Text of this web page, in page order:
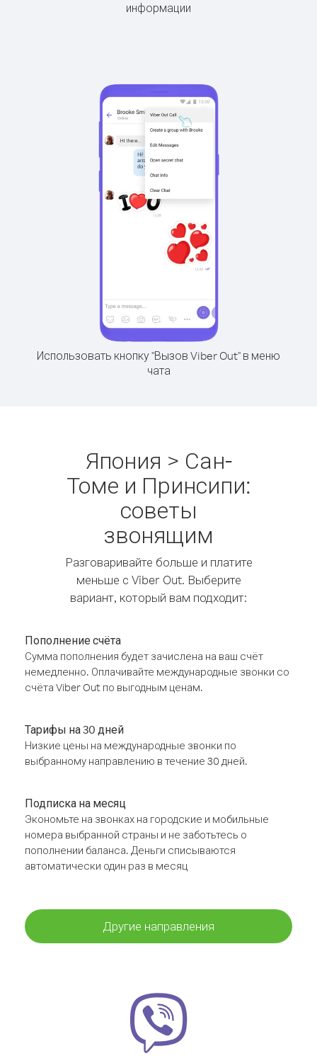
информации
Использовать кнопку "Вызов Viber Out" в меню
чата
Япония > Сан-
Томе и Принсипи:
советы
звонящим
Разговаривайте больше и платите
меньше с Viber Out. Выберите
вариант, который вам подходит:
Пополнение счёта
Сумма пополнения будет зачислена на ваш счёт
немедленно. Оплачивайте международные звонки со
счёта Viber Out по выгодным ценам.
Тарифы на 30 дней
Низкие цены на международные звонки по
выбранному направлению в течение 30 дней.
Подписка на месяц
Экономьте на звонках на городские и мобильные
номера выбранной страны и не заботьтесь о
пополнении баланса. Деньги списываются
автоматически один раз в месяц
Другие направления